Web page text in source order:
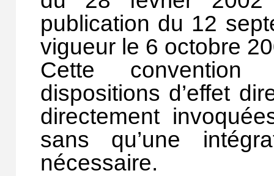
publication du 12
vigueur le 6 octobre
Cette convention
dispositions d’effet
directement
sans qu’une
nécessaire.